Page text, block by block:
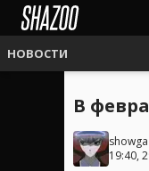
НОВОСТИ
В
19:40,